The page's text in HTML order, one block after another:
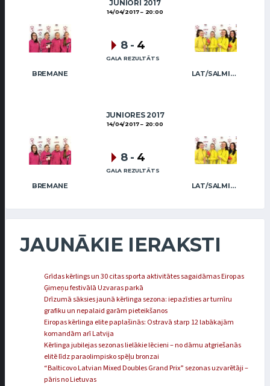
JUNIORI 2017
14/04/2017 20:00
BREMANE LAT/SALMIŅA
8 - 4
GALA REZULTĀTS
JUNIORES 2017
14/04/2017 20:00
BREMANE LAT/SALMIŅA
8 - 4
GALA REZULTĀTS
JAUNĀKIE IERAKSTI
Grīdas kērlings un 30 citas sporta aktivitātes sagaidāmas Eiropas
Ģimeņu festivālā Uzvaras parkā
Drīzumā sāksies jaunā kērlinga sezona: iepazīsties ar turnīru
grafiku un nepalaid garām pieteikšanos
Eiropas kērlinga elite paplašinās: Ostravā starp 12 labākajām
komandām arī Latvija
Kērlinga jubilejas sezonas lielākie lēcieni – no dāmu atgriešanās
elitē līdz paraolimpisko spēļu bronzai
“Balticovo Latvian Mixed Doubles Grand Prix” sezonas uzvarētāji –
pāris no Lietuvas